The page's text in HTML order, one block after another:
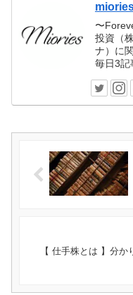
〜
投資（
ナ）に
毎日3記
【 仕手株とは 】分か